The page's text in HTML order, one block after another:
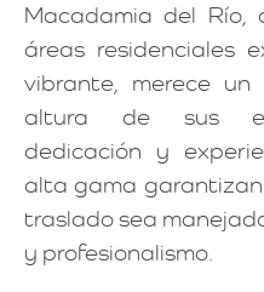
Macadamia del Río,
áreas residenciales
vibrante, merece
altura de sus
dedicación y
alta gama
traslado sea
y profesionalismo.